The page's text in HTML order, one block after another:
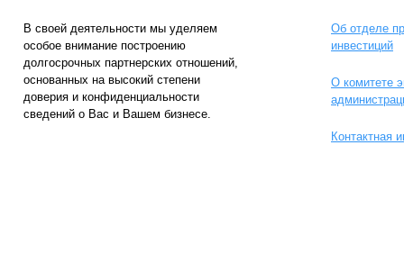
В своей деятельности мы уделяем
особое внимание построению
долгосрочных партнерских отношений,
основанных на высокий степени
доверия и конфиденциальности
сведений о Вас и Вашем бизнесе.
Об отделе
инвестиций
О комитете
Контактная